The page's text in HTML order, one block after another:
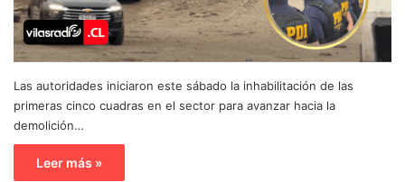
Las autoridades iniciaron este sábado la inhabilitación de las
primeras cinco cuadras en el sector para avanzar hacia la
demolición…
Leer más »